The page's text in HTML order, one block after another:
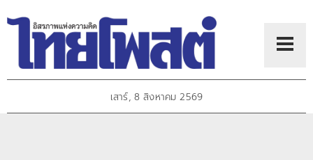
เสาร์, 8 สิงหาคม 2569